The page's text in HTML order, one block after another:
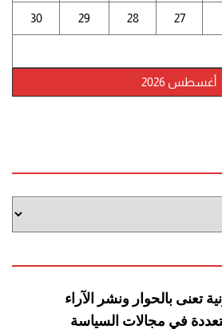
أغسطس 2026
27
28
29
30
تعنى بالحوار ونشر الآراء
في مجالات السياسة